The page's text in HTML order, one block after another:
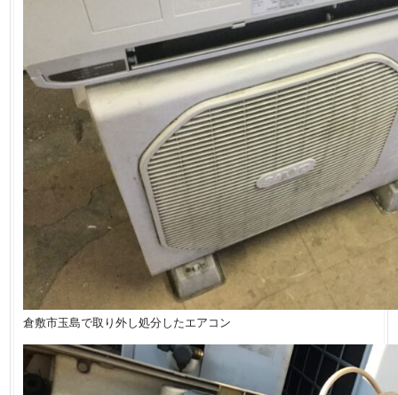
倉敷市玉島で取り外し処分したエアコン